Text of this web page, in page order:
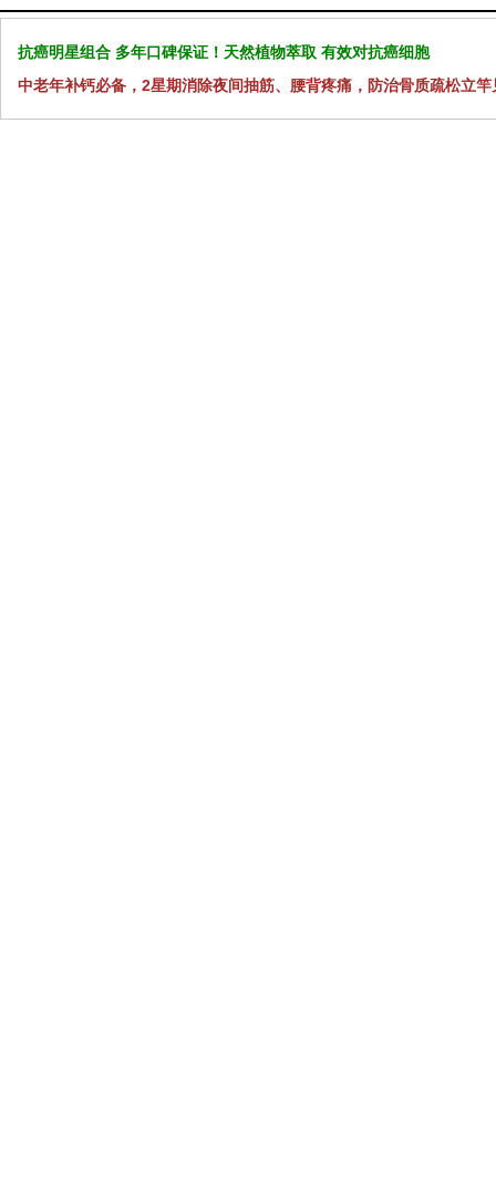
抗癌明星组合 多年口碑保证！天然植物萃取 有效对抗癌细胞
中老年补钙必备，2星期消除夜间抽筋、腰背疼痛，防治骨质疏松立竿